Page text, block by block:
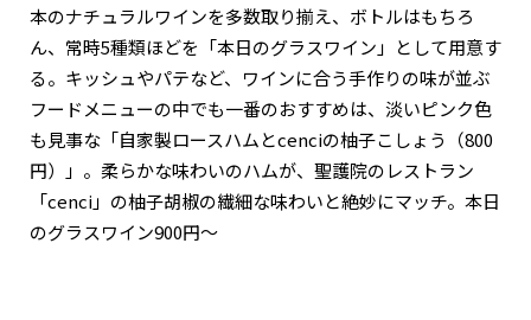
本のナチュラルワインを多数取り揃え、ボトルはもちろ
ん、常時5種類ほどを「本日のグラスワイン」として用意す
る。キッシュやパテなど、ワインに合う手作りの味が並ぶ
フードメニューの中でも一番のおすすめは、淡いピンク色
も見事な「自家製ロースハムとcenciの柚子こしょう（800
円）」。柔らかな味わいのハムが、聖護院のレストラン
「cenci」の柚子胡椒の繊細な味わいと絶妙にマッチ。本日
のグラスワイン900円～